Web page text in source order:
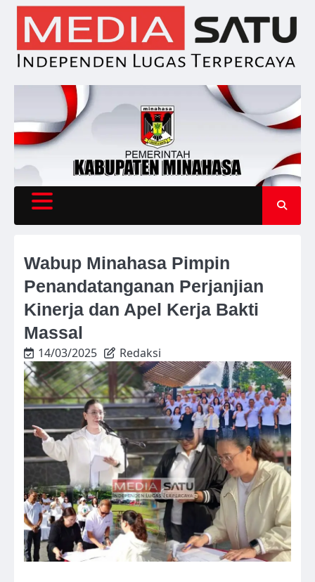
Skip
content
Wabup Minahasa Pimpin
Penandatanganan Perjanjian
Kinerja dan Apel Kerja Bakti
Massal
14/03/2025 Redaksi